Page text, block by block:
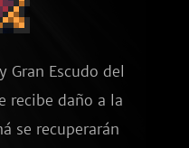
Gran Escudo del
recibe daño a la
se recuperarán